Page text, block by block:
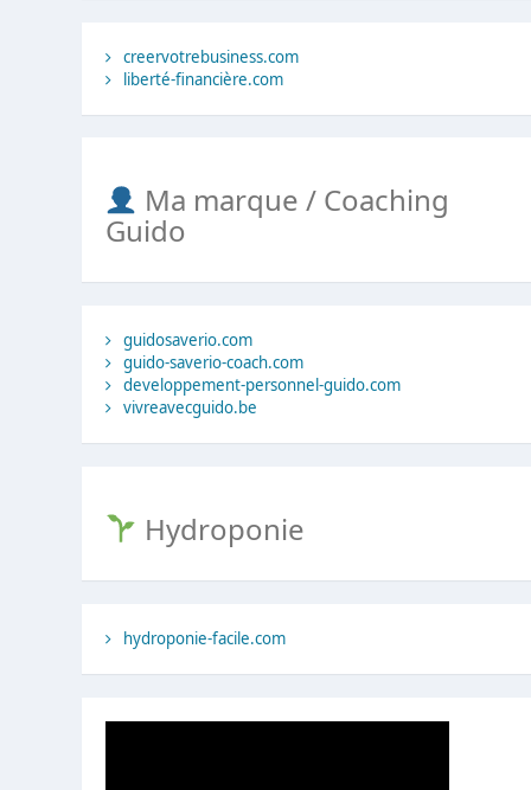
creervotrebusiness.com
liberté-financière.com
Ma marque / Coaching
Guido
guidosaverio.com
guido-saverio-coach.com
developpement-personnel-guido.com
vivreavecguido.be
Hydroponie
hydroponie-facile.com